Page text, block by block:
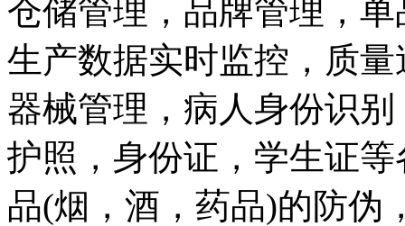
仓储管理，品牌管理，
生产数据实时监控，质
器械管理，病人身份识
护照，身份证，学生证
品(烟，酒，药品)的防伪